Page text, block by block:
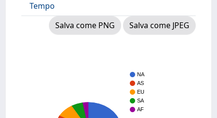
Tempo
Salva come PNG
Salva come JPEG
NA
AS
EU
SA
AF